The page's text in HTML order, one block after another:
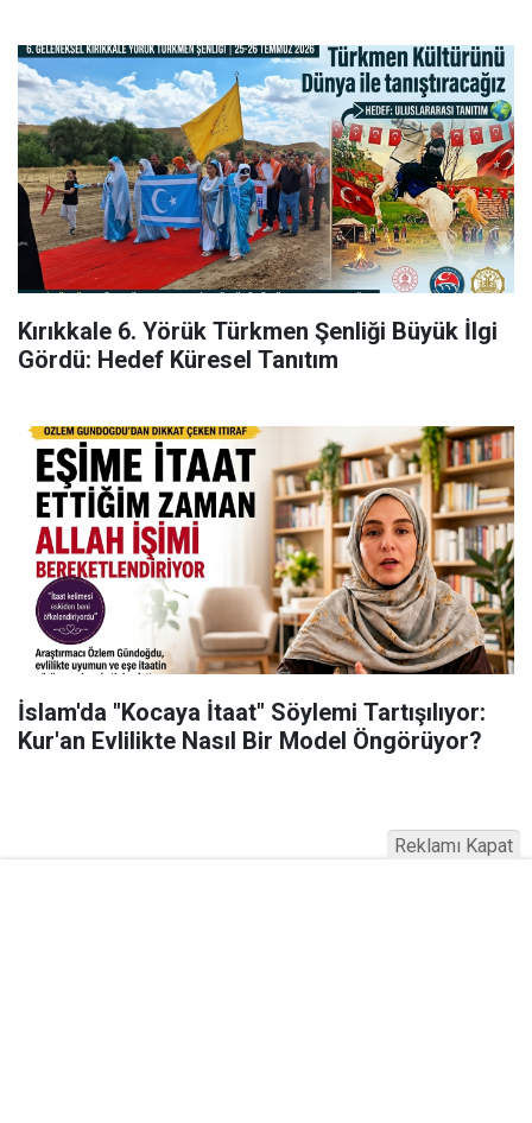
Kırıkkale 6. Yörük Türkmen Şenliği Büyük İlgi
Gördü: Hedef Küresel Tanıtım
İslam'da "Kocaya İtaat" Söylemi Tartışılıyor:
Kur'an Evlilikte Nasıl Bir Model Öngörüyor?
Reklamı Kapat